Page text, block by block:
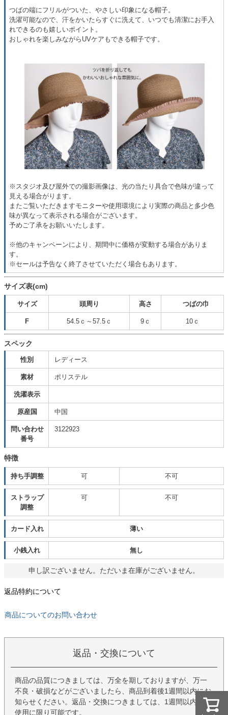
つばの端にフリルがついた、やさしい印象になる帽子。
洗濯可能なので、汗をかいたらすぐに洗えて、いつでも清潔にお手入
れできるのも嬉しいポイント。
おしゃれを楽しみながらUVケアもできる帽子です。
※スタジオ及び屋外での撮影画像は、光の当たり具合で色味が違って
見える場合がります。
またご覧いただきますモニターや使用環境により実際の商品と多少色
味が異なって表示される場合がございます。
予めご了承をお願いいたします。
※他のキャンペーンにより、期間中に価格が変動する場合がありま
す。
※セールは予告なく終了させていただく場合もあります。
サイズ表(cm)
サイズ 頭周り 高さ つばの巾
F 54.5ｃ～57.5ｃ 9ｃ 10ｃ
スペック
性別 レディース
素材 ポリステル
洗濯表示
原産国 中国
問い合わせ
番号
3122923
特徴
持ち手調整 可 不可
ストラップ
調整
可 不可
カード入れ 薄い
小銭入れ 無し
申し訳ございません。ただいま在庫がございません。
返品特約について
商品についてのお問い合わせ
返品・交換について
商品の品質につきましては、万全を期しておりますが、万一
不良・破損などがございましたら、商品到着後1週間以内にお
知らせください。返品・交換につきましては、1週間以内、未
使用に限り可能です。